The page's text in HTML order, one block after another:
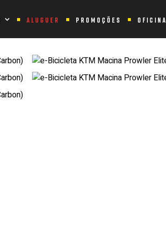
ALUGUER PROMOÇÕES OFICINA